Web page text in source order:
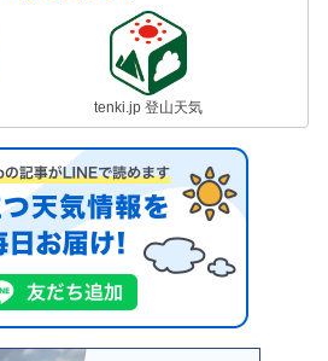
tenki.jp 登山天気